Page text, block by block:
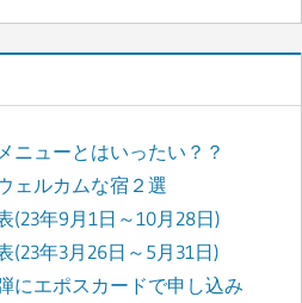
ニューとはいったい？？
ェルカムな宿２選
(23年9月1日～10月28日)
(23年3月26日～5月31日)
にエポスカードで申し込み